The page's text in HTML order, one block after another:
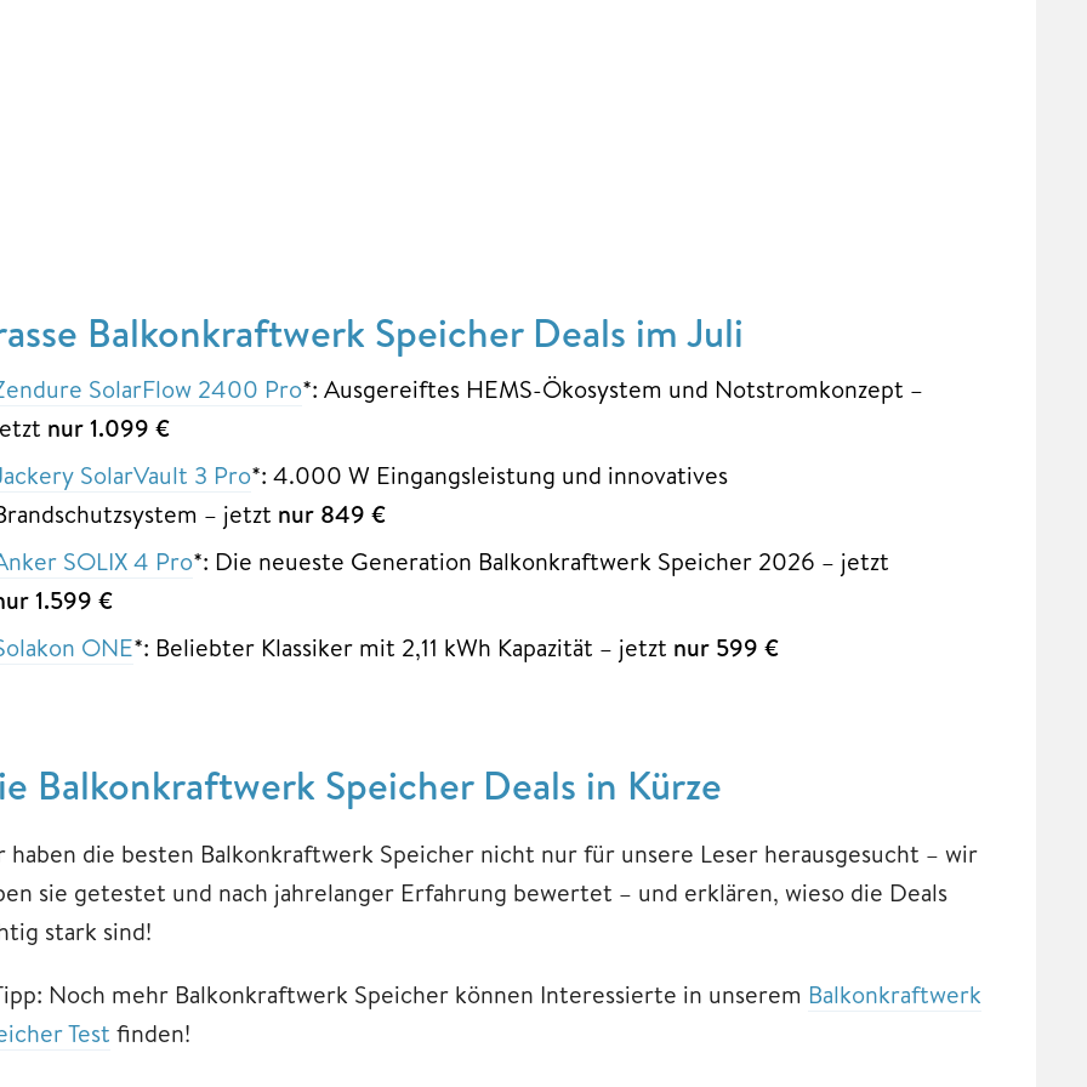
Balkonkraftwerk Speicher Deals im Juli
SolarFlow 2400 Pro*: Ausgereiftes HEMS-Ökosystem und Notstromkonzept –
nur 1.099 €
SolarVault 3 Pro*: 4.000 W Eingangsleistung und innovatives
– jetzt nur 849 €
SOLIX 4 Pro*: Die neueste Generation Balkonkraftwerk Speicher 2026 – jetzt
1.599 €
ONE*: Beliebter Klassiker mit 2,11 kWh Kapazität – jetzt nur 599 €
Balkonkraftwerk Speicher Deals in Kürze
haben die besten Balkonkraftwerk Speicher nicht nur für unsere Leser herausgesucht – wir
sie getestet und nach jahrelanger Erfahrung bewertet – und erklären, wieso die Deals
stark sind!
Noch mehr Balkonkraftwerk Speicher können Interessierte in unserem Balkonkraftwerk
Test finden!